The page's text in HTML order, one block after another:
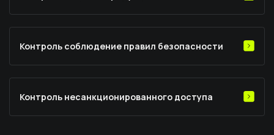
Система осуществляет мониторинг движения товаров и
предупреждает о подозрительных ситуациях, помогая
Контроль соблюдение правил безопасности
Система следит за соблюдением правил и норм безопасности на
предприятии, обнаруживая и реагируя на потенциальные
Контроль несанкционированного доступа
Гарантирует защиту объекта от несанкционированного доступа и